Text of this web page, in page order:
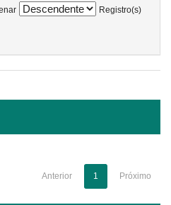
Registro(s)
Anterior 1 Próximo